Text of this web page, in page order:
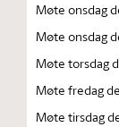
Møte onsdag
Møte onsdag
Møte torsdag
Møte fredag
Møte tirsdag